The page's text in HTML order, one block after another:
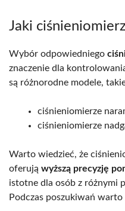
Jaki
Wybór odpowiedniego
znaczenie dla
są różnorodne modele,
ciśnieniomierze
ciśnieniomierze
Warto wiedzieć, że
oferują wyższą precyzję
istotne dla osób z różnymi
Podczas poszukiwań